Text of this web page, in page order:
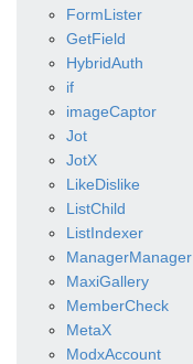
FormLister
GetField
HybridAuth
if
imageCaptor
Jot
JotX
LikeDislike
ListChild
ListIndexer
ManagerManager
MaxiGallery
MemberCheck
MetaX
ModxAccount